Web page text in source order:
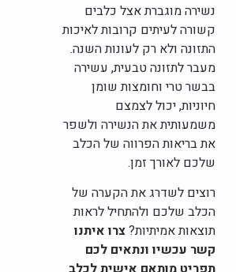
נשירה מוגברת אצל כלבים
קשורה לעיתים קרובות לאיכות
התזונה ולא רק לעונות השנה.
מעבר לתזונה טבעית, עשירה
בבשר טרי וחומצות שומן
חיוניות, יכול לצמצם
משמעותית את הנשירה ולשפר
את בריאות הפרווה של הכלב
שלכם לאורך זמן.
רוצים לשדרג את הקערה של
הכלב שלכם ולהתחיל לראות
תוצאות אמיתיות?צרו איתנו
קשר עכשיו ונתאים לכם